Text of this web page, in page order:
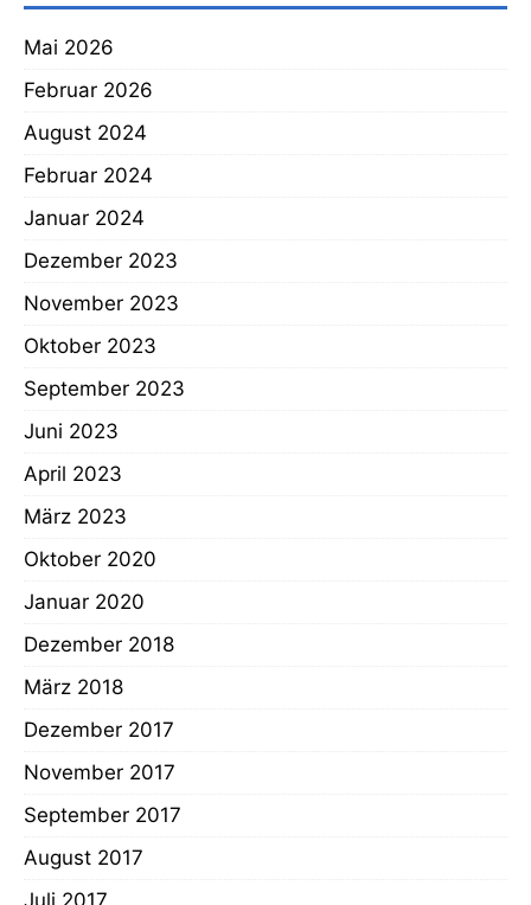
Mai 2026
Februar 2026
August 2024
Februar 2024
Januar 2024
Dezember 2023
November 2023
Oktober 2023
September 2023
Juni 2023
April 2023
März 2023
Oktober 2020
Januar 2020
Dezember 2018
März 2018
Dezember 2017
November 2017
September 2017
August 2017
Juli 2017